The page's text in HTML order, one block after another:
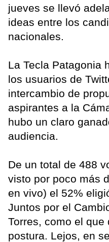
jueves se llevó
ideas entre los
nacionales.
La Tecla Patagonia
los usuarios de
intercambio de
aspirantes a la
hubo un claro
audiencia.
De un total de 488
visto por poco más
en vivo) el 52%
Juntos por el
Torres, como el que
postura. Lejos, en